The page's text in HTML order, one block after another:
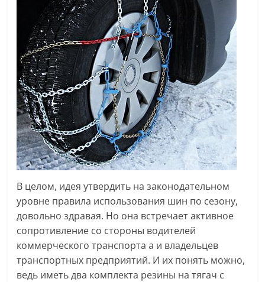
В целом, идея утвердить на законодательном
уровне правила использования шин по сезону,
довольно здравая. Но она встречает активное
сопротивление со стороны водителей
коммерческого транспорта а и владельцев
транспортных предприятий. И их понять можно,
ведь иметь два комплекта резины на тягач с